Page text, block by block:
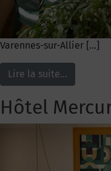
Varennes-sur-Allier […]
Lire la suite…
Hôtel